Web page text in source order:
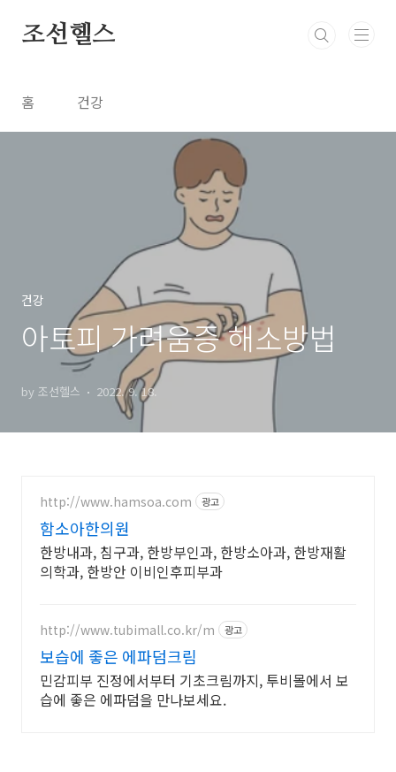
조선헬스
홈 건강
건강
아토피 가려움증 해소방법
by 조선헬스 2022. 9. 18.
http://www.hamsoa.com 광고
함소아한의원
한방내과, 침구과, 한방부인과, 한방소아과, 한방재활
의학과, 한방안 이비인후피부과
http://www.tubimall.co.kr/m 광고
보습에 좋은 에파덤크림
민감피부 진정에서부터 기초크림까지, 투비몰에서 보
습에 좋은 에파덤을 만나보세요.